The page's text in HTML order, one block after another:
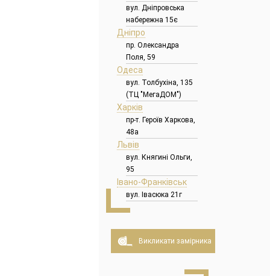
вул. Дніпровська
набережна 15є
Дніпро
пр. Олександра
Поля, 59
Одеса
вул. Толбухіна, 135
(ТЦ "МегаДОМ")
Харків
пр-т. Героїв Харкова,
48а
Львів
вул. Княгині Ольги,
95
Івано-Франківськ
вул. Івасюка 21г
Викликати замірника